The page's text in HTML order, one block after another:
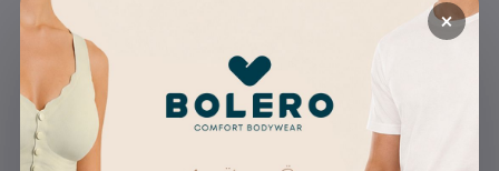
ÜCRETSİZ KARGO GÜVENLİ ALIŞVERİŞ
×